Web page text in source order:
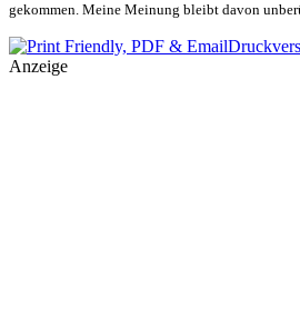
gekommen. Meine Meinung bleibt davon
Anzeige